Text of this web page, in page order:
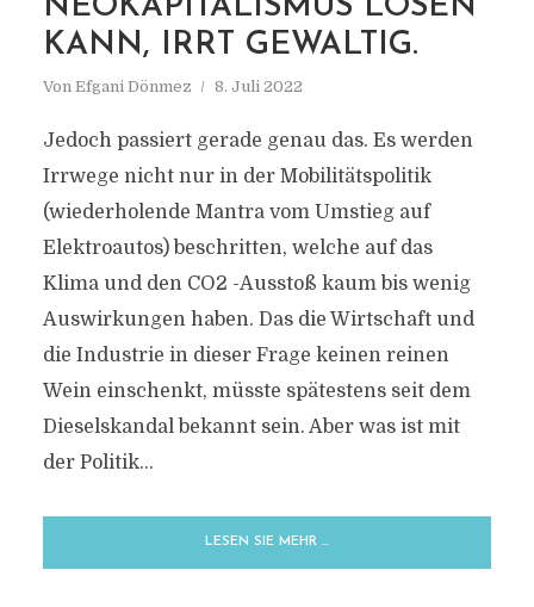
NEOKAPITALISMUS LÖSEN
KANN, IRRT GEWALTIG.
Von Efgani Dönmez 8. Juli 2022
Jedoch passiert gerade genau das. Es werden
Irrwege nicht nur in der Mobilitätspolitik
(wiederholende Mantra vom Umstieg auf
Elektroautos) beschritten, welche auf das
Klima und den CO2 -Ausstoß kaum bis wenig
Auswirkungen haben. Das die Wirtschaft und
die Industrie in dieser Frage keinen reinen
Wein einschenkt, müsste spätestens seit dem
Dieselskandal bekannt sein. Aber was ist mit
der Politik...
LESEN SIE MEHR …